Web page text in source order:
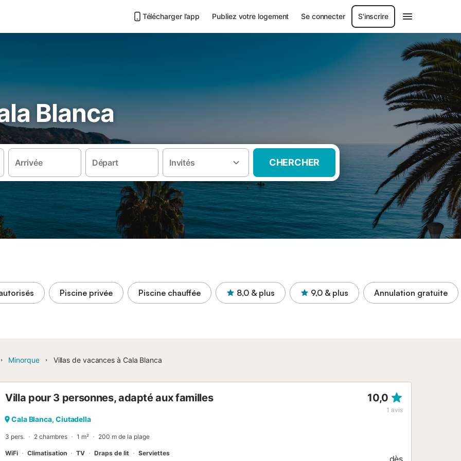
Télécharger l’app Publiez votre logement Se connecter S'inscrire
Blanca
Arrivée Départ Invités CHERCHER
Piscine privée Piscine chauffée 8,0 & plus 9,0 & plus Annulation gratuite
Minorque Villas de vacances à Cala Blanca
Villa pour 3 personnes, adapté aux familles 10,0
1 avis
Cala Blanca, Ciutadella
3 pers. 2 chambres 1 m² 200 m de la plage
WiFi Climatisation TV Draps de lit Serviettes
dès